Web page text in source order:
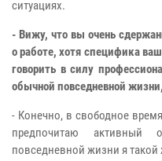
ситуациях.
- Вижу, что вы очень
о работе, хотя специфика
говорить в силу
обычной повседневной
- Конечно, в свободное
предпочитаю активный
повседневной жизни я такой